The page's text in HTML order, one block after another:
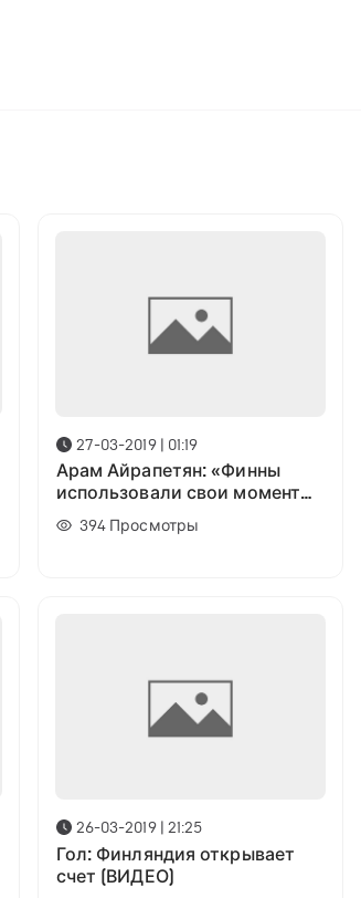
27-03-2019 | 01:19
Арам Айрапетян: «Финны
использовали свои моменты,
вот и все»
394 Просмотры
26-03-2019 | 21:25
Гол: Финляндия открывает
счет (ВИДЕО)